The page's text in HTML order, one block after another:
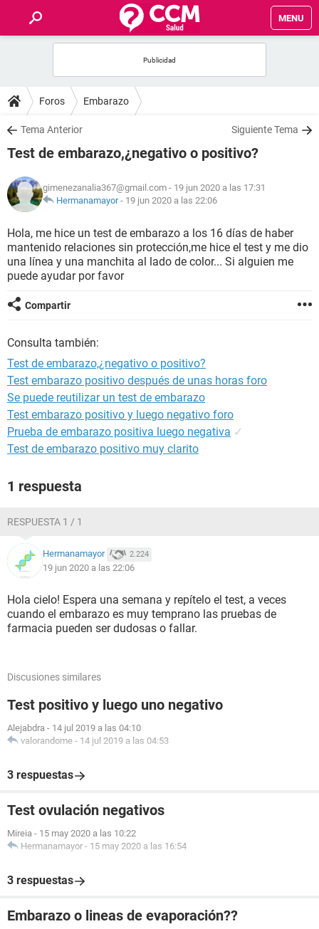
MENU
FOROS
SALUD
NUTRICIÓN
BIENESTAR
SEXUALIDAD
GLOSARIO
Foros Embarazo
Tema Anterior Siguiente Tema
Test de embarazo,¿negativo o positivo?
gimenezanalia367@gmail.com - 19 jun 2020 a las 17:31
Hermanamayor- 19 jun 2020 a las 22:06
Hola, me hice un test de embarazo a los 16 días de haber
mantenido relaciones sin protección,me hice el test y me dio
una línea y una manchita al lado de color... Si alguien me
puede ayudar por favor
Compartir
Consulta también:
Test de embarazo,¿negativo o positivo?
Test embarazo positivo después de unas horas foro
Se puede reutilizar un test de embarazo
Test embarazo positivo y luego negativo foro
Prueba de embarazo positiva luego negativa ✓
Test de embarazo positivo muy clarito
1 respuesta
RESPUESTA 1 / 1
Hermanamayor 2.224
19 jun 2020 a las 22:06
Hola cielo! Espera una semana y repítelo el test, a veces
cuando el embarazo es muy temprano las pruebas de
farmacia pueden ser dudosas o fallar.
Discusiones similares
Test positivo y luego uno negativo
Alejabdra - 14 jul 2019 a las 04:10
valorandome - 14 jul 2019 a las 04:53
3 respuestas
Test ovulación negativos
Mireia - 15 may 2020 a las 10:22
Hermanamayor - 15 may 2020 a las 16:54
3 respuestas
Embarazo o lineas de evaporación??